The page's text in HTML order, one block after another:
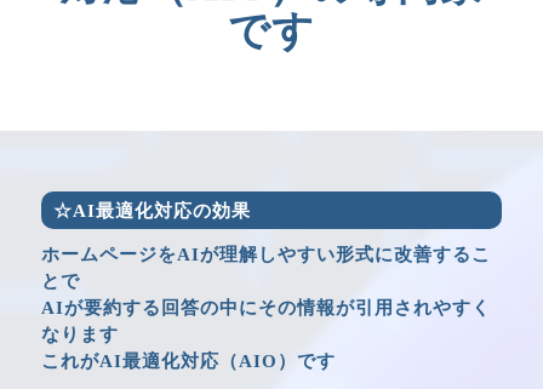
です
☆AI最適化対応の効果
ホームページをAIが理解しやすい形式に改善するこ
とで
AIが要約する回答の中にその情報が引用されやすく
なります
これがAI最適化対応（AIO）です